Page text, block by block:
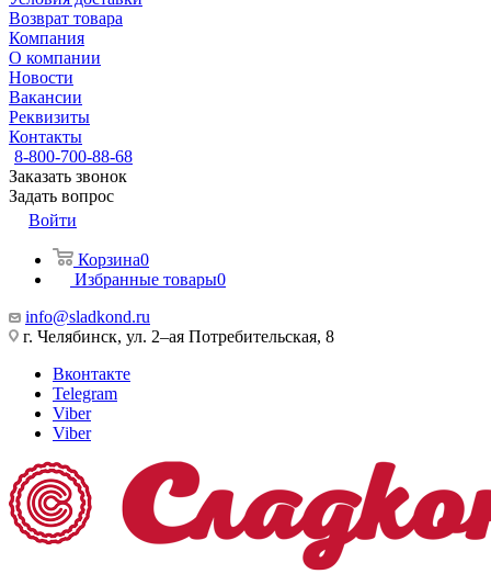
Возврат товара
Компания
О компании
Новости
Вакансии
Реквизиты
Контакты
8-800-700-88-68
Заказать звонок
Задать вопрос
Войти
Корзина0
Избранные товары0
info@sladkond.ru
г. Челябинск, ул. 2–ая Потребительская, 8
Вконтакте
Telegram
Viber
Viber